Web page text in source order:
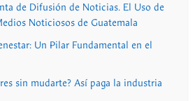
de Difusión de Noticias. El Uso de
Noticiosos de Guatemala
Un Pilar Fundamental en el
sin mudarte? Así paga la industria